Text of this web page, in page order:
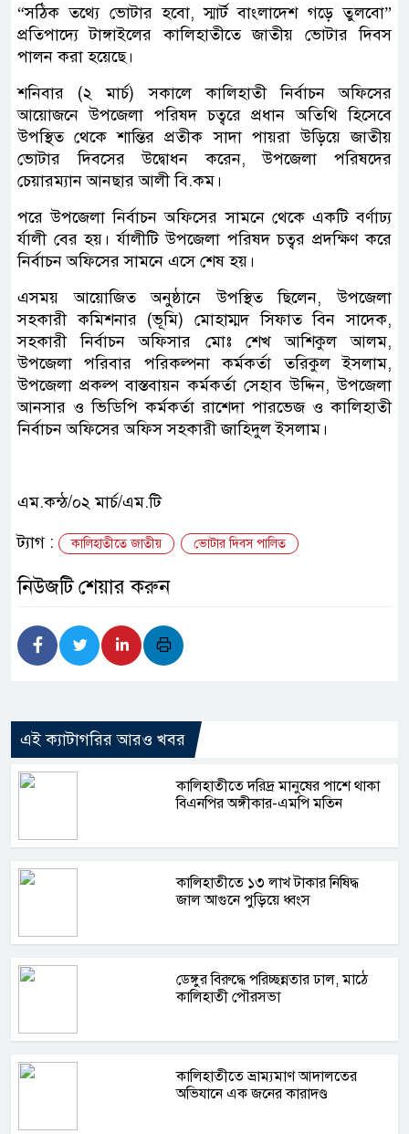
“সঠিক তথ্যে ভোটার হবো, স্মার্ট বাংলাদেশ গড়ে তুলবো”
প্রতিপাদ্যে টাঙ্গাইলের কালিহাতীতে জাতীয় ভোটার দিবস
পালন করা হয়েছে।
শনিবার (২ মার্চ) সকালে কালিহাতী নির্বাচন অফিসের
আয়োজনে উপজেলা পরিষদ চত্বরে প্রধান অতিথি হিসেবে
উপস্থিত থেকে শান্তির প্রতীক সাদা পায়রা উড়িয়ে জাতীয়
ভোটার দিবসের উদ্বোধন করেন, উপজেলা পরিষদের
চেয়ারম্যান আনছার আলী বি.কম।
পরে উপজেলা নির্বাচন অফিসের সামনে থেকে একটি বর্ণাঢ্য
র্যালী বের হয়। র্যালীটি উপজেলা পরিষদ চত্বর প্রদক্ষিণ করে
নির্বাচন অফিসের সামনে এসে শেষ হয়।
এসময় আয়োজিত অনুষ্ঠানে উপস্থিত ছিলেন, উপজেলা
সহকারী কমিশনার (ভূমি) মোহাম্মদ সিফাত বিন সাদেক,
সহকারী নির্বাচন অফিসার মোঃ শেখ আশিকুল আলম,
উপজেলা পরিবার পরিকল্পনা কর্মকর্তা তরিকুল ইসলাম,
উপজেলা প্রকল্প বাস্তবায়ন কর্মকর্তা সেহাব উদ্দিন, উপজেলা
আনসার ও ভিডিপি কর্মকর্তা রাশেদা পারভেজ ও কালিহাতী
নির্বাচন অফিসের অফিস সহকারী জাহিদুল ইসলাম।
এম.কন্ঠ/০২ মার্চ/এম.টি
ট্যাগ :
কালিহাতীতে জাতীয় ভোটার দিবস পালিত
নিউজটি শেয়ার করুন
এই ক্যাটাগরির আরও খবর
কালিহাতীতে দরিদ্র মানুষের পাশে থাকা
বিএনপির অঙ্গীকার-এমপি মতিন
কালিহাতীতে ১৩ লাখ টাকার নিষিদ্ধ
জাল আগুনে পুড়িয়ে ধ্বংস
ডেঙ্গুর বিরুদ্ধে পরিচ্ছন্নতার ঢাল, মাঠে
কালিহাতী পৌরসভা
কালিহাতীতে ভ্রাম্যমাণ আদালতের
অভিযানে এক জনের কারাদণ্ড